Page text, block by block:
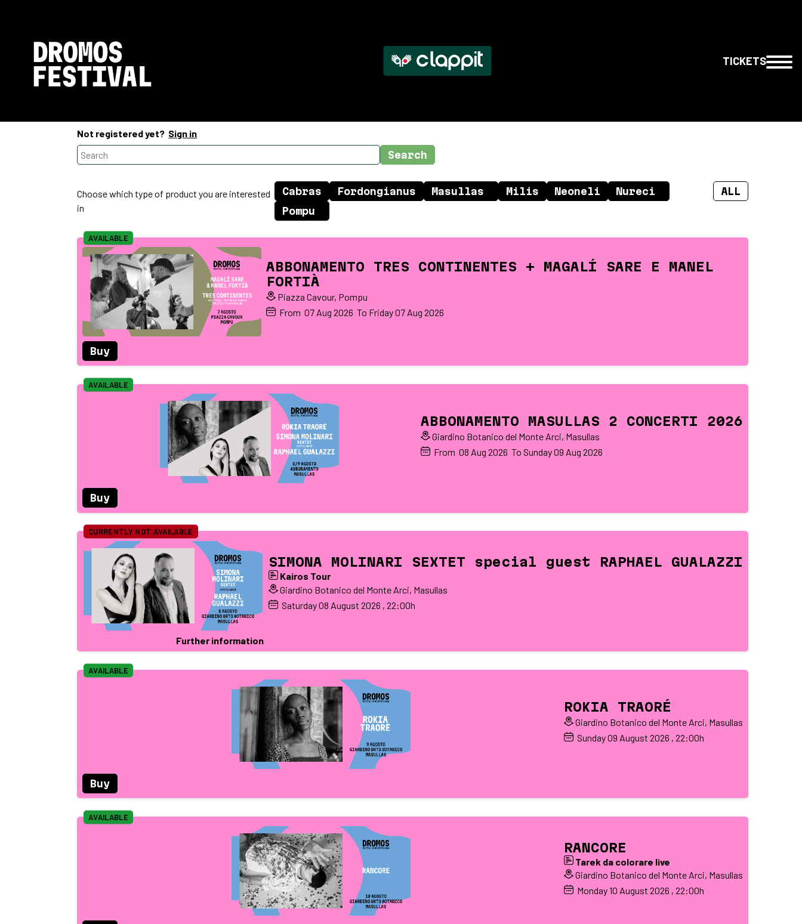
TICKETS
Not registered yet? Sign in
Choose which type of product you are interested
in
ABBONAMENTO TRES CONTINENTES + MAGALÍ SARE E MANEL
FORTIÀ
Piazza Cavour, Pompu
From 07 Aug 2026 To Friday07 Aug 2026
AVAILABLE
Buy
ABBONAMENTO MASULLAS 2 CONCERTI 2026
Giardino Botanico del Monte Arci, Masullas
From 08 Aug 2026 To Sunday09 Aug 2026
AVAILABLE
Buy
SIMONA MOLINARI SEXTET special guest RAPHAEL GUALAZZI
Kairos Tour
Giardino Botanico del Monte Arci, Masullas
Saturday08 August 2026 , 22:00h
CURRENTLY NOT AVAILABLE
Further information
ROKIA TRAORÉ
Giardino Botanico del Monte Arci, Masullas
Sunday09 August 2026 , 22:00h
AVAILABLE
Buy
RANCORE
Tarek da colorare live
Giardino Botanico del Monte Arci, Masullas
Monday10 August 2026 , 22:00h
AVAILABLE